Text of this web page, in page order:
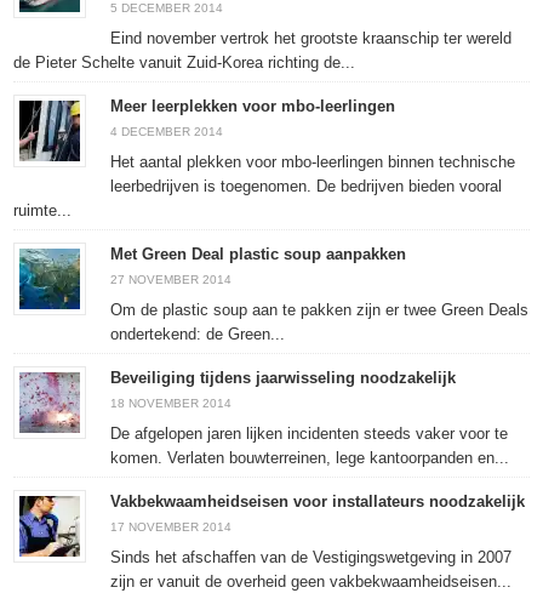
5 DECEMBER 2014
Eind november vertrok het grootste kraanschip ter wereld
de Pieter Schelte vanuit Zuid-Korea richting de...
Meer leerplekken voor mbo-leerlingen
4 DECEMBER 2014
Het aantal plekken voor mbo-leerlingen binnen technische
leerbedrijven is toegenomen. De bedrijven bieden vooral
ruimte...
Met Green Deal plastic soup aanpakken
27 NOVEMBER 2014
Om de plastic soup aan te pakken zijn er twee Green Deals
ondertekend: de Green...
Beveiliging tijdens jaarwisseling noodzakelijk
18 NOVEMBER 2014
De afgelopen jaren lijken incidenten steeds vaker voor te
komen. Verlaten bouwterreinen, lege kantoorpanden en...
Vakbekwaamheidseisen voor installateurs noodzakelijk
17 NOVEMBER 2014
Sinds het afschaffen van de Vestigingswetgeving in 2007
zijn er vanuit de overheid geen vakbekwaamheidseisen...